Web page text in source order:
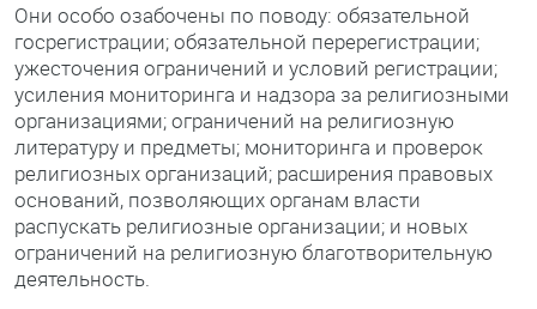
Они особо озабочены по поводу: обязательной
госрегистрации; обязательной перерегистрации;
ужесточения ограничений и условий регистрации;
усиления мониторинга и надзора за религиозными
организациями; ограничений на религиозную
литературу и предметы; мониторинга и проверок
религиозных организаций; расширения правовых
оснований, позволяющих органам власти
распускать религиозные организации; и новых
ограничений на религиозную благотворительную
деятельность.